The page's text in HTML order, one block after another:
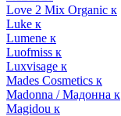
Love 2 Mix Organic к
Luke к
Lumene к
Luofmiss к
Luxvisage к
Mades Cosmetics к
Madonna / Мадонна к
Magidou к